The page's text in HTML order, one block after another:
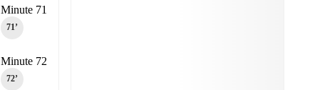
Minute 71
71‎’‎
Minute 72
72‎’‎